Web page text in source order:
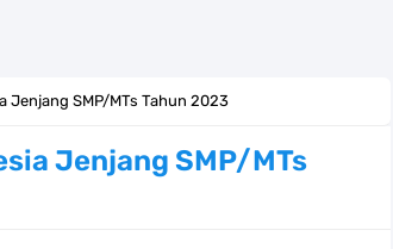
2026
Jenjang SMP/MTs Tahun 2023
Jenjang SMP/MTs